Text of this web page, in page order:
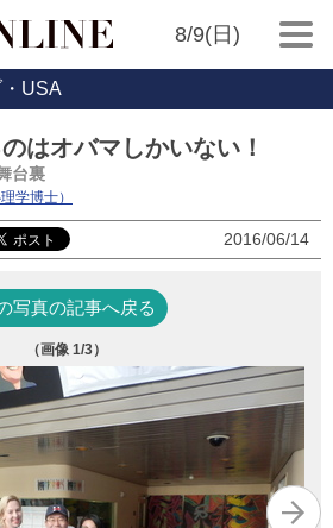
8/9(日)
USA
はオバマしかいない！
台裏
学博士）
2016/06/14
写真の記事へ戻る
（画像 1/3）